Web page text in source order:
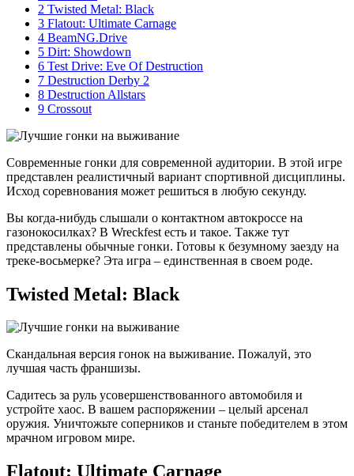
2 Twisted Metal: Black
3 Flatout: Ultimate Carnage
4 BeamNG.Drive
5 Dirt: Showdown
6 Test Drive: Eve Of Destruction
7 Destruction Derby 2
8 Destruction Allstars
9 Crossout
Современные гонки для современной аудитории. В этой игре
представлен реалистичный вариант спортивной дисциплины.
Исход соревнования может решиться в любую секунду.
Вы когда-нибудь слышали о контактном автокроссе на
газонокосилках? В Wreckfest есть и такое. Также тут
представлены обычные гонки. Готовы к безумному заезду на
треке-восьмерке? Эта игра – единственная в своем роде.
Twisted Metal: Black
Скандальная версия гонок на выживание. Пожалуй, это
лучшая часть франшизы.
Садитесь за руль усовершенствованного автомобиля и
устройте хаос. В вашем распоряжении – целый арсенал
оружия. Уничтожьте соперников и станьте победителем в этом
мрачном игровом мире.
Flatout: Ultimate Carnage